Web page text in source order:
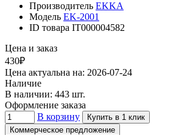
Производитель EKKA
Модель EK-2001
ID товара IT000004582
Цена и заказ
430₽
Цена актуальна на: 2026-07-24
Наличие
В наличии: 443 шт.
Оформление заказа
В корзину
Купить в 1 клик
Коммерческое предложение